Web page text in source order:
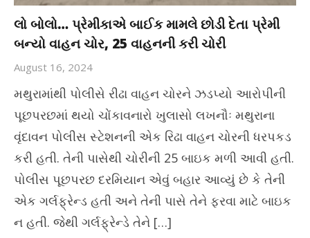
લો બોલો… પ્રેમીકાએ બાઈક મામલે છોડી દેતા પ્રેમી
બન્યો વાહન ચોર, 25 વાહનની કરી ચોરી
August 16, 2024
મથુરામાંથી પોલીસે રીઢા વાહન ચોરને ઝડપ્યો આરોપીની
પૂછપરછમાં થયો ચોંકાવનારો ખુલાસો લખનૌઃ મથુરાના
વૃંદાવન પોલીસ સ્ટેશનની એક રિઢા વાહન ચોરની ધરપકડ
કરી હતી. તેની પાસેથી ચોરીની 25 બાઇક મળી આવી હતી.
પોલીસ પૂછપરછ દરમિયાન એવું બહાર આવ્યું છે કે તેની
એક ગર્લફ્રેન્ડ હતી અને તેની પાસે તેને ફરવા માટે બાઇક
ન હતી. જેથી ગર્લફ્રેન્ડે તેને […]